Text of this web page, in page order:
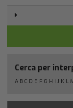
Cerca per
A B C D E F G H I J K L